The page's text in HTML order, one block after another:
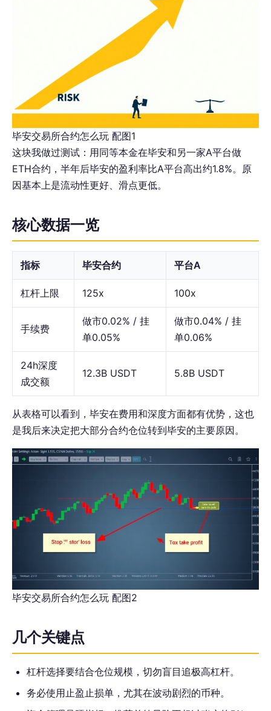
毕安交易所合约怎么玩 配图1
这块我做过测试：用同等本金在毕安和另一家A平台做
ETH合约，半年后毕安的盈利率比A平台高出约1.8%。原
因基本上是流动性更好、滑点更低。
核心数据一览
指标 毕安合约 平台A
杠杆上限 125x 100x
手续费
做市0.02% / 挂
单0.05%
做市0.04% / 挂
单0.06%
24h深度
成交额
12.3B USDT 5.8B USDT
从表格可以看到，毕安在费用和深度方面都有优势，这也
是我后来决定把大部分合约仓位转到毕安的主要原因。
毕安交易所合约怎么玩 配图2
几个关键点
杠杆选择要结合仓位规模，切勿盲目追极高杠杆。
务必使用止盈止损单，尤其在波动剧烈的币种。